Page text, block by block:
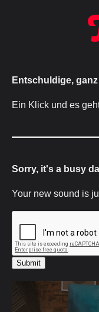
Entschuldige,
Ein Klick und es
Sorry, it's a busy
Your new sound is